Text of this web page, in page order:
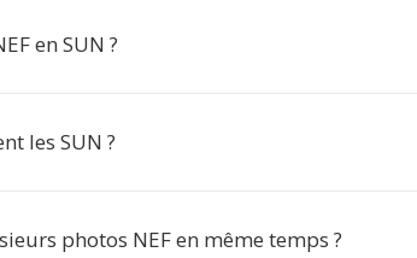
en SUN ?
les SUN ?
photos NEF en même temps ?